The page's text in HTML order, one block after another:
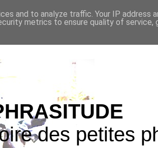
des petites
and to analyze traffic. Your IP address
metrics to ensure quality of service,